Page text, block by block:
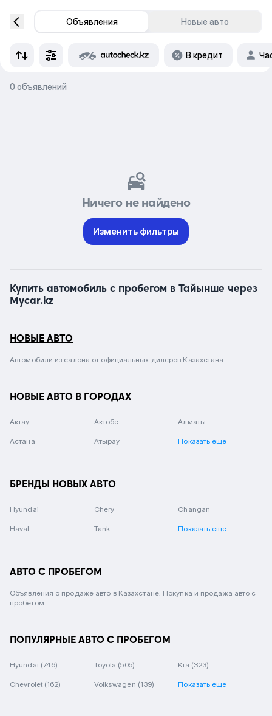
Объявления Новые авто
В кредит
0 объявлений
Ничего не найдено
Изменить фильтры
Купить автомобиль с пробегом в Тайынше через
Mycar.kz
НОВЫЕ АВТО
Автомобили из салона от официальных дилеров Казахстана.
НОВЫЕ АВТО В ГОРОДАХ
Актау Актобе Алматы
Астана Атырау Показать еще
БРЕНДЫ НОВЫХ АВТО
Hyundai Chery Changan
Haval Tank Показать еще
АВТО С ПРОБЕГОМ
Объявления о продаже авто в Казахстане. Покупка и продажа авто с
пробегом.
ПОПУЛЯРНЫЕ АВТО С ПРОБЕГОМ
Hyundai (746) Toyota (505) Kia (323)
Chevrolet (162) Volkswagen (139) Показать еще